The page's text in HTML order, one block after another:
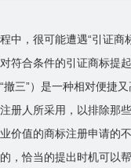
中，很可能遭遇“引证商
符合条件的引证商标提
撤三”）是一种相对便捷
册人所采用，以排除那
价值的商标注册申请的
，恰当的提出时机可以